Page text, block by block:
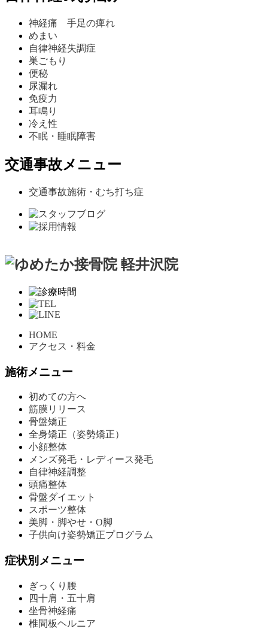
神経痛 手足の痺れ
めまい
自律神経失調症
巣ごもり
便秘
尿漏れ
免疫力
耳鳴り
冷え性
不眠・睡眠障害
交通事故メニュー
交通事故施術・むち打ち症
HOME
アクセス・料金
施術メニュー
初めての方へ
筋膜リリース
骨盤矯正
全身矯正（姿勢矯正）
小顔整体
メンズ発毛・レディース発毛
自律神経調整
頭痛整体
骨盤ダイエット
スポーツ整体
美脚・脚やせ・O脚
子供向け姿勢矯正プログラム
症状別メニュー
ぎっくり腰
四十肩・五十肩
坐骨神経痛
椎間板ヘルニア